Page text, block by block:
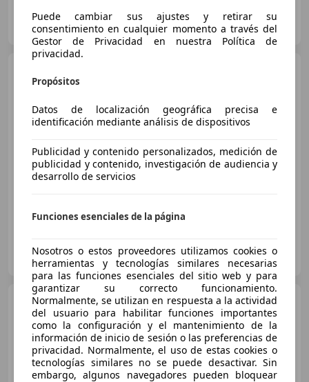
AUTOHERO VALENCIA
ES-46014 Valencia
Precio justo
04/2012 200.000 km
AUTOMÒBILS CANYADÓ
ES-08243 MANRESA
MINI Cooper SD
€ 12.990
Puede cambiar sus ajustes y retirar su
consentimiento en cualquier momento a través del
Gestor de Privacidad en nuestra Política de
privacidad.
Propósitos
Datos de localización geográfica precisa e
identificación mediante análisis de dispositivos
Publicidad y contenido personalizados, medición de
publicidad y contenido, investigación de audiencia y
desarrollo de servicios
Funciones esenciales de la página
Nosotros o estos proveedores utilizamos cookies o
herramientas y tecnologías similares necesarias
para las funciones esenciales del sitio web y para
garantizar su correcto funcionamiento.
Normalmente, se utilizan en respuesta a la actividad
del usuario para habilitar funciones importantes
como la configuración y el mantenimiento de la
información de inicio de sesión o las preferencias de
privacidad. Normalmente, el uso de estas cookies o
tecnologías similares no se puede desactivar. Sin
embargo, algunos navegadores pueden bloquear